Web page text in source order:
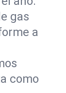
gas
a
como